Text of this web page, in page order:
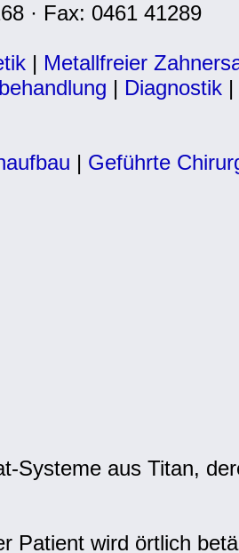
· Fax: 0461 41289
| Metallfreier
| Diagnostik |
| Geführte
Systeme aus Titan,
Patient wird örtlich